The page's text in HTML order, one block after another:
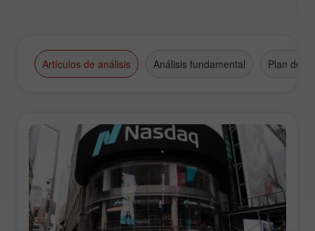
Artículos de análisis Análisis fundamental Plan de